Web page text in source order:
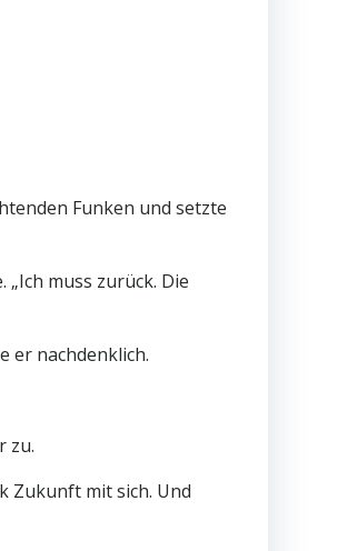
Funken und setzte
muss zurück. Die
er nachdenklich.
zu.
Zukunft mit sich. Und